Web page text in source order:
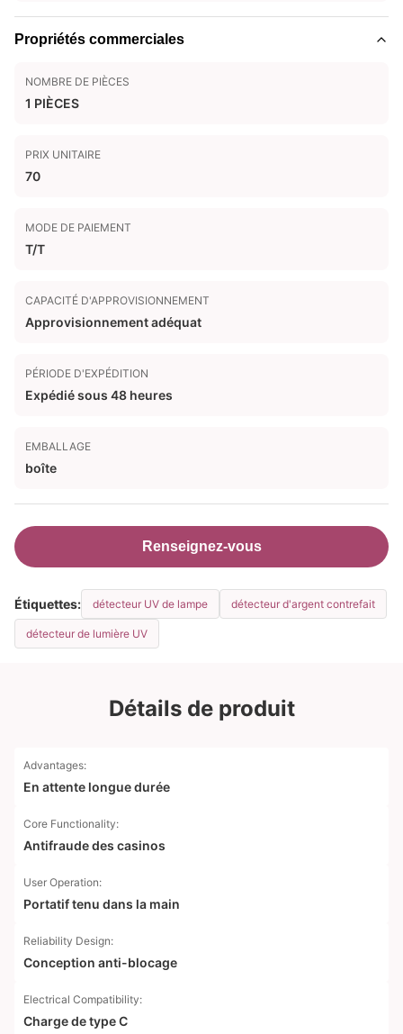
Propriétés commerciales
NOMBRE DE PIÈCES
1 PIÈCES
PRIX UNITAIRE
70
MODE DE PAIEMENT
T/T
CAPACITÉ D'APPROVISIONNEMENT
Approvisionnement adéquat
PÉRIODE D'EXPÉDITION
Expédié sous 48 heures
EMBALLAGE
boîte
Renseignez-vous
Étiquettes: détecteur UV de lampe détecteur d'argent contrefait
détecteur de lumière UV
Détails de produit
Advantages:
En attente longue durée
Core Functionality:
Antifraude des casinos
User Operation:
Portatif tenu dans la main
Reliability Design:
Conception anti-blocage
Electrical Compatibility:
Charge de type C